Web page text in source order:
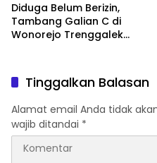
Diduga Belum Berizin,
Tambang Galian C di
Wonorejo Trenggalek
Tinggalkan Balasan
Alamat email Anda tidak
wajib ditandai *